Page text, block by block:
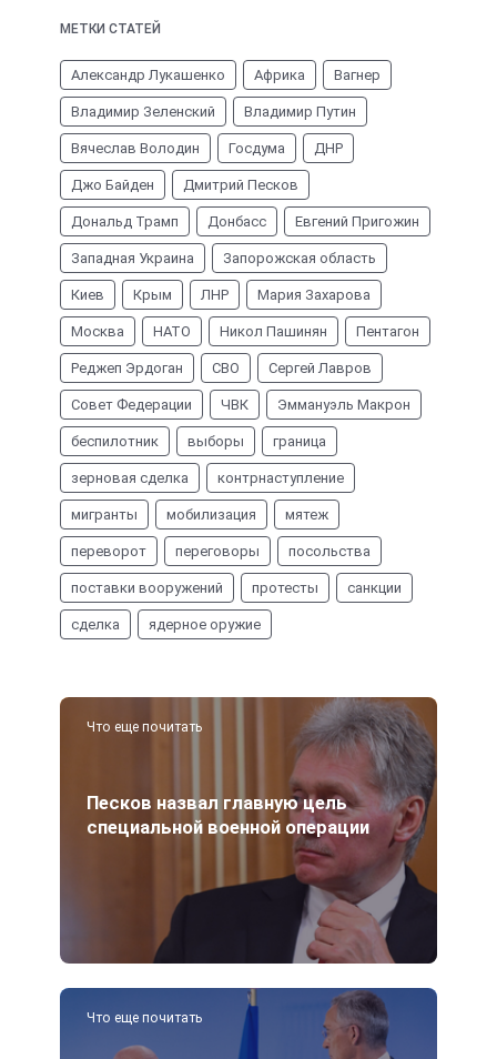
МЕТКИ СТАТЕЙ
Александр Лукашенко Африка Вагнер
Владимир Зеленский Владимир Путин
Вячеслав Володин Госдума ДНР
Джо Байден Дмитрий Песков
Дональд Трамп Донбасс Евгений Пригожин
Западная Украина Запорожская область
Киев Крым ЛНР Мария Захарова
Москва НАТО Никол Пашинян Пентагон
Реджеп Эрдоган СВО Сергей Лавров
Совет Федерации ЧВК Эммануэль Макрон
беспилотник выборы граница
зерновая сделка контрнаступление
мигранты мобилизация мятеж
переворот переговоры посольства
поставки вооружений протесты санкции
сделка ядерное оружие
Что еще почитать
Песков назвал главную цель
специальной военной операции
Что еще почитать